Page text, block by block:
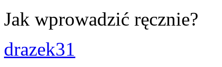
Jak wprowadzić ręcznie?
drazek31